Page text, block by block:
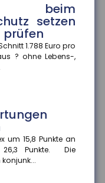
beim
setzen
1.788 Euro pro
? ohne Lebens-,
um 15,8 Punkte an
Punkte. Die
soll
über digitale
auswe...
im Alter